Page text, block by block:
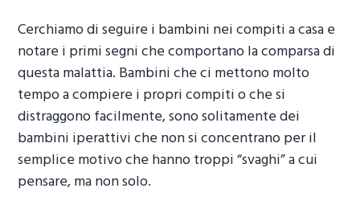
Cerchiamo di seguire i bambini nei compiti a casa e
notare i primi segni che comportano la comparsa di
questa malattia. Bambini che ci mettono molto
tempo a compiere i propri compiti o che si
distraggono facilmente, sono solitamente dei
bambini iperattivi che non si concentrano per il
semplice motivo che hanno troppi “svaghi” a cui
pensare, ma non solo.